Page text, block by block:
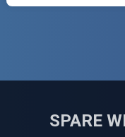
SPARE